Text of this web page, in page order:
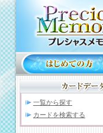
一覧から探す
カードを検索する